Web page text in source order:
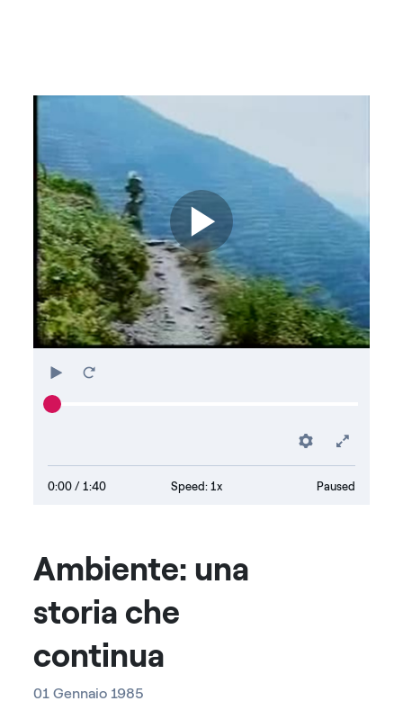
Play
0:00 / 1:40 Speed: 1x Paused
Ambiente: una
storia che
continua
01 Gennaio 1985